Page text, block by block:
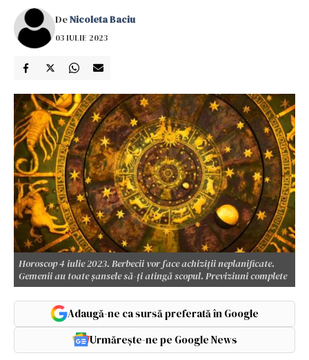
DeNicoleta Baciu
03 IULIE 2023
Horoscop 4 iulie 2023. Berbecii vor face achiziții neplanificate.
Gemenii au toate șansele să-ți atingă scopul. Previziuni complete
Adaugă-ne ca sursă preferată în Google
Urmărește-ne pe Google News